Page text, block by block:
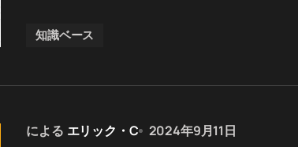
知識ベース
による エリック・C 2024年9月11日